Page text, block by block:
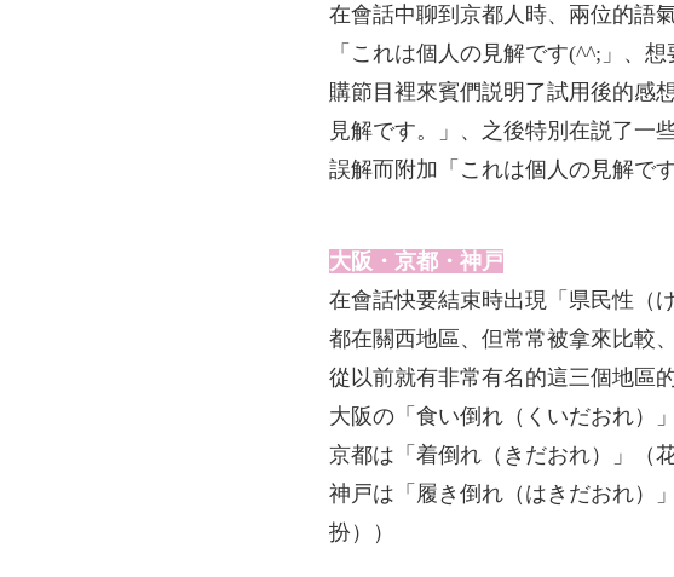
在會話中聊到京都人時、兩位的語
「これは個人の見解です(^^;」、
購節目裡來賓們説明了試用後的感
見解です。」、之後特別在説了一
誤解而附加「これは個人の見解で
大阪・京都・神戸
在會話快要結束時出現「県民性（
都在關西地區、但常常被拿來比較
從以前就有非常有名的這三個地區
大阪の「食い倒れ（くいだおれ）
京都は「着倒れ（きだおれ）」（
神戸は「履き倒れ（はきだおれ）
扮））